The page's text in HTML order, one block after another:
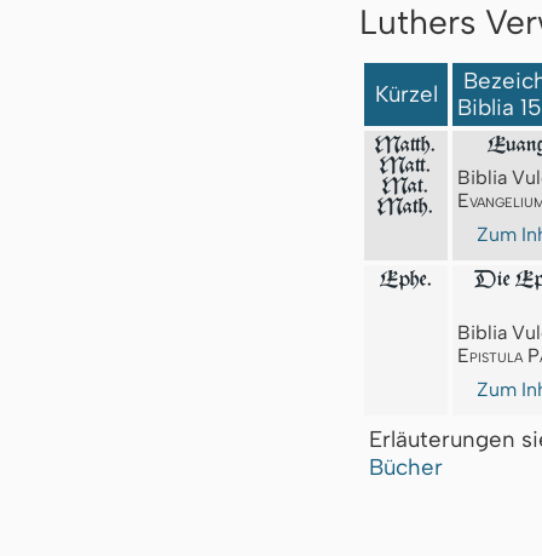
Luthers
Kürzel
Biblia
Matth.
Matt.
Mat.
Math.
Biblia
Zum
Ephe. Die
Biblia
Epistula
Zum
Erläuterungen
Bücher